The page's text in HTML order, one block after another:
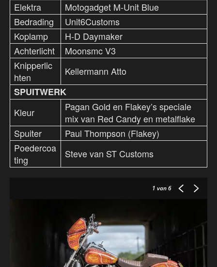
Elektra
Motogadget M-Unit Blue
Bedrading
Unit6Customs
Koplamp
H-D Daymaker
Achterlicht
Moonsmc V3
Knipperlic
hten
Kellermann Atto
SPUITWERK
Kleur
Pagan Gold en Flakey’s speciale
mix van Red Candy en metalflake
Spuiter
Paul Thompson (Flakey)
Poedercoa
ting
Steve van ST Customs
1 van 6